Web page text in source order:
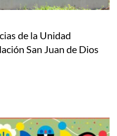
de la Unidad
San Juan de Dios